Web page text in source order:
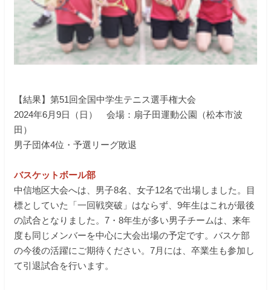
【結果】第51回全国中学生テニス選手権大会
2024年6月9日（日） 会場：扇子田運動公園（松本市波
田）
男子団体4位・予選リーグ敗退
バスケットボール部
中信地区大会へは、男子8名、女子12名で出場しました。目
標としていた「一回戦突破」はならず、9年生はこれが最後
の試合となりました。7・8年生が多い男子チームは、来年
度も同じメンバーを中心に大会出場の予定です。バスケ部
の今後の活躍にご期待ください。7月には、卒業生も参加し
て引退試合を行います。